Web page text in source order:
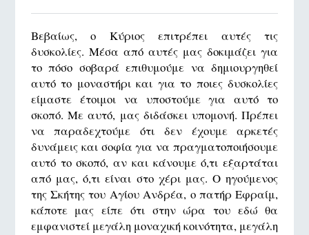
Βεβαίως, ο Κύριος επιτρέπει αυτές τις
δυσκολίες. Μέσα από αυτές μας δοκιμάζει για
το πόσο σοβαρά επιθυμούμε να δημιουργηθεί
αυτό το μοναστήρι και για το ποιες δυσκολίες
είμαστε έτοιμοι να υποστούμε για αυτό το
σκοπό. Με αυτό, μας διδάσκει υπομονή. Πρέπει
να παραδεχτούμε ότι δεν έχουμε αρκετές
δυνάμεις και σοφία για να πραγματοποιήσουμε
αυτό το σκοπό, αν και κάνουμε ό,τι εξαρτάται
από μας, ό,τι είναι στο χέρι μας. Ο ηγούμενος
της Σκήτης του Αγίου Ανδρέα, ο πατήρ Εφραίμ,
κάποτε μας είπε ότι στην ώρα του εδώ θα
εμφανιστεί μεγάλη μοναχική κοινότητα, μεγάλη